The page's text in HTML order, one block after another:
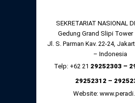
SEKRETARIAT NASIONAL
Gedung Grand Slipi Tower
Jl. S. Parman Kav. 22-24,
– Indonesia
Telp: +62 21 29252303 –
29252312 –
Website: